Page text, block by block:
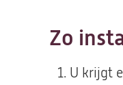
Zo
U krijgt